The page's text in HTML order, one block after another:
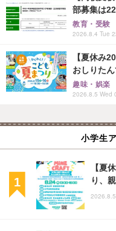
部募集は
教育・受験
2026.8.4 Tue
【夏休み
おしりた
趣味・娯楽
2026.8.5 Wed
小学生
【夏
り、